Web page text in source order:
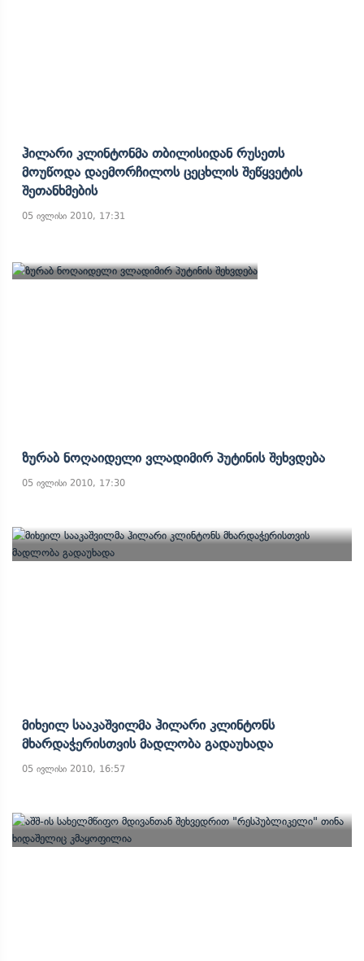
Ჰილარი Კლინტონმა Თბილისიდან Რუსეთს
Მოუწოდა Დაემორჩილოს Ცეცხლის Შეწყვეტის
Შეთანხმების
05 ივლისი 2010, 17:31
Ზურაბ Ნოღაიდელი Ვლადიმირ Პუტინის Შეხვდება
05 ივლისი 2010, 17:30
Მიხეილ Სააკაშვილმა Ჰილარი Კლინტონს
Მხარდაჭერისთვის Მადლობა Გადაუხადა
05 ივლისი 2010, 16:57